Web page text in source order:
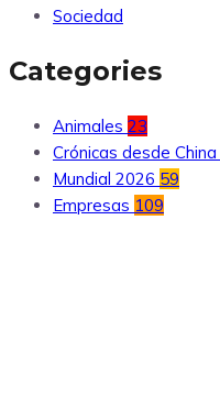
Sociedad
Categories
Animales 23
Crónicas desde China
Mundial 2026 59
Empresas 109